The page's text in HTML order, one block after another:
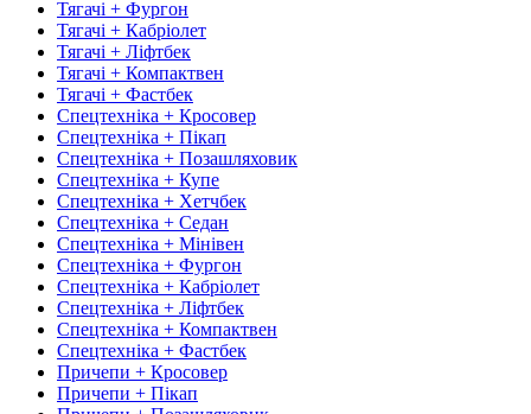
Тягачі + Фургон
Тягачі + Кабріолет
Тягачі + Ліфтбек
Тягачі + Компактвен
Тягачі + Фастбек
Спецтехніка + Кросовер
Спецтехніка + Пікап
Спецтехніка + Позашляховик
Спецтехніка + Купе
Спецтехніка + Хетчбек
Спецтехніка + Седан
Спецтехніка + Мінівен
Спецтехніка + Фургон
Спецтехніка + Кабріолет
Спецтехніка + Ліфтбек
Спецтехніка + Компактвен
Спецтехніка + Фастбек
Причепи + Кросовер
Причепи + Пікап